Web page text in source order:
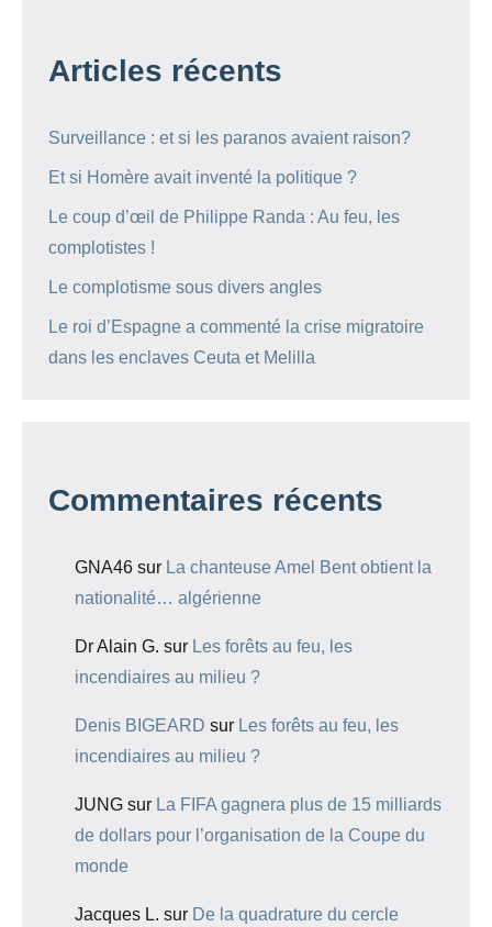
Articles récents
Surveillance : et si les paranos avaient raison?
Et si Homère avait inventé la politique ?
Le coup d’œil de Philippe Randa : Au feu, les
complotistes !
Le complotisme sous divers angles
Le roi d’Espagne a commenté la crise migratoire
dans les enclaves Ceuta et Melilla
Commentaires récents
GNA46 sur La chanteuse Amel Bent obtient la
nationalité… algérienne
Dr Alain G. sur Les forêts au feu, les
incendiaires au milieu ?
Denis BIGEARD sur Les forêts au feu, les
incendiaires au milieu ?
JUNG sur La FIFA gagnera plus de 15 milliards
de dollars pour l’organisation de la Coupe du
monde
Jacques L. sur De la quadrature du cercle